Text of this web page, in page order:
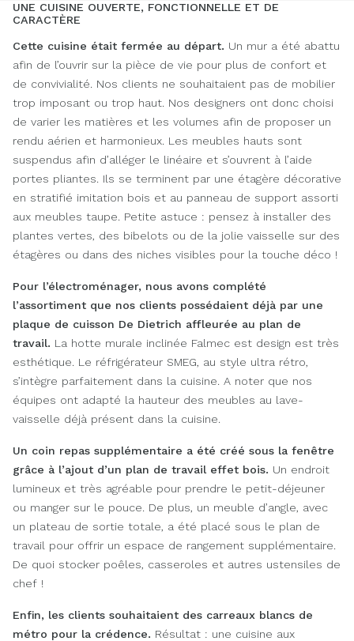
UNE CUISINE OUVERTE, FONCTIONNELLE ET DE
CARACTÈRE
Cette cuisine était fermée au départ. Un mur a été abattu
afin de l’ouvrir sur la pièce de vie pour plus de confort et
de convivialité. Nos clients ne souhaitaient pas de mobilier
trop imposant ou trop haut. Nos designers ont donc choisi
de varier les matières et les volumes afin de proposer un
rendu aérien et harmonieux. Les meubles hauts sont
suspendus afin d’alléger le linéaire et s’ouvrent à l’aide
portes pliantes. Ils se terminent par une étagère décorative
en stratifié imitation bois et au panneau de support assorti
aux meubles taupe. Petite astuce : pensez à installer des
plantes vertes, des bibelots ou de la jolie vaisselle sur des
étagères ou dans des niches visibles pour la touche déco !
Pour l’électroménager, nous avons complété
l’assortiment que nos clients possédaient déjà par une
plaque de cuisson De Dietrich affleurée au plan de
travail. La hotte murale inclinée Falmec est design est très
esthétique. Le réfrigérateur SMEG, au style ultra rétro,
s’intègre parfaitement dans la cuisine. A noter que nos
équipes ont adapté la hauteur des meubles au lave-
vaisselle déjà présent dans la cuisine.
Un coin repas supplémentaire a été créé sous la fenêtre
grâce à l’ajout d’un plan de travail effet bois. Un endroit
lumineux et très agréable pour prendre le petit-déjeuner
ou manger sur le pouce. De plus, un meuble d’angle, avec
un plateau de sortie totale, a été placé sous le plan de
travail pour offrir un espace de rangement supplémentaire.
De quoi stocker poêles, casseroles et autres ustensiles de
chef !
Enfin, les clients souhaitaient des carreaux blancs de
métro pour la crédence. Résultat : une cuisine aux